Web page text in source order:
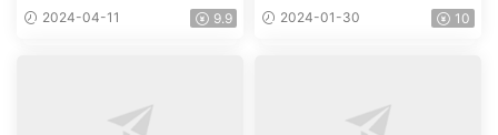
2024-04-11 9.9 2024-01-30 10